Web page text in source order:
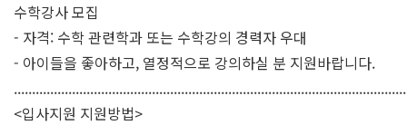
수학강사 모집
- 자격: 수학 관련학과 또는 수학강의 경력자 우대
- 아이들을 좋아하고, 열정적으로 강의하실 분 지원바랍니다.
<입사지원 지원방법>